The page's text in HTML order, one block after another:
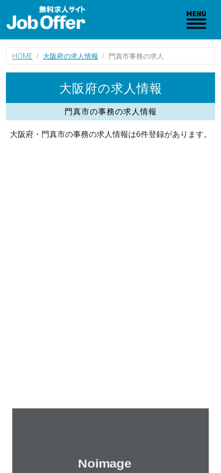
HOME 大阪府の求人情報 門真市事務の求人
大阪府の求人情報
門真市の事務の求人情報
大阪府・門真市の事務の求人情報は6件登録があります。